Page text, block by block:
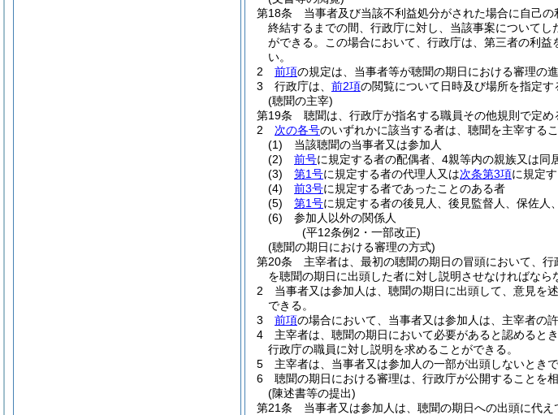
第18条
当事者及び当該不利益処分がされた場合に自己
終結するまでの間、行政庁に対し、当該事案について
ができる。
この場合において、行政庁は、第三者の利
い。
2
前項の規定は、当事者等が聴聞の期日における審理の
3
行政庁は、 前2項の閲覧について日時及び場所を指定す
(聴聞の主宰)
第19条
聴聞は、行政庁が指名する職員その他規則で定め
2
次の各号のいずれかに該当する者は、聴聞を主宰するこ
(1)
当該聴聞の当事者又は参加人
(2)
前号に規定する者の配偶者、4親等内の親族又は同
(3)
第1号に規定する者の代理人又は次条第3項に規定
(4)
前3号に規定する者であったことのある者
(5)
第1号に規定する者の後見人、後見監督人、保佐人
(6)
参加人以外の関係人
(平12条例2・一部改正)
(聴聞の期日における審理の方式)
第20条
主宰者は、最初の聴聞の期日の冒頭において、
を聴聞の期日に出頭した者に対し説明させなければなら
2
当事者又は参加人は、聴聞の期日に出頭して、意見を
できる。
3
前項の場合において、当事者又は参加人は、主宰者の
4
主宰者は、聴聞の期日において必要があると認めると
行政庁の職員に対し説明を求めることができる。
5
主宰者は、当事者又は参加人の一部が出頭しないとき
6
聴聞の期日における審理は、行政庁が公開することを
(陳述書等の提出)
第21条
当事者又は参加人は、聴聞の期日への出頭に代